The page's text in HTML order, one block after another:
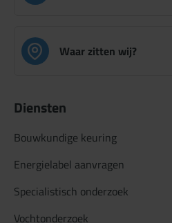
Waar zitten wij?
Diensten
Bouwkundige keuring
Energielabel aanvragen
Specialistisch onderzoek
Vochtonderzoek